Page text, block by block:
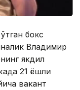
бокс
Владимир
якдил
21 ёшли
вакант